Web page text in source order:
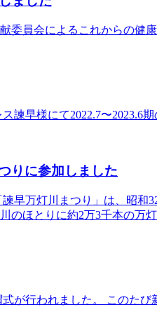
委員会によるこれからの健
諫早様にて2022.7〜2023.6
りに参加しました
早万灯川まつり」は、昭
のほとりに約2万3千本の万
が行われました。 このたび